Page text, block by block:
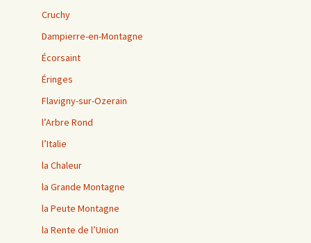
Cruchy
Dampierre-en-Montagne
Écorsaint
Éringes
Flavigny-sur-Ozerain
l’Arbre Rond
l’Italie
la Chaleur
la Grande Montagne
la Peute Montagne
la Rente de l’Union